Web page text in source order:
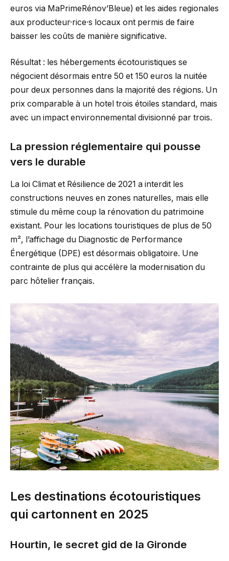
euros via MaPrimeRénov’Bleue) et les aides regionales
aux producteur·rice·s locaux ont permis de faire
baisser les coûts de manière significative.
Résultat : les hébergements écotouristiques se
négocient désormais entre 50 et 150 euros la nuitée
pour deux personnes dans la majorité des régions. Un
prix comparable à un hotel trois étoiles standard, mais
avec un impact environnemental divisionné par trois.
La pression réglementaire qui pousse
vers le durable
La loi Climat et Résilience de 2021 a interdit les
constructions neuves en zones naturelles, mais elle
stimule du même coup la rénovation du patrimoine
existant. Pour les locations touristiques de plus de 50
m², l’affichage du Diagnostic de Performance
Énergétique (DPE) est désormais obligatoire. Une
contrainte de plus qui accélère la modernisation du
parc hôtelier français.
Les destinations écotouristiques
qui cartonnent en 2025
Hourtin, le secret gid de la Gironde